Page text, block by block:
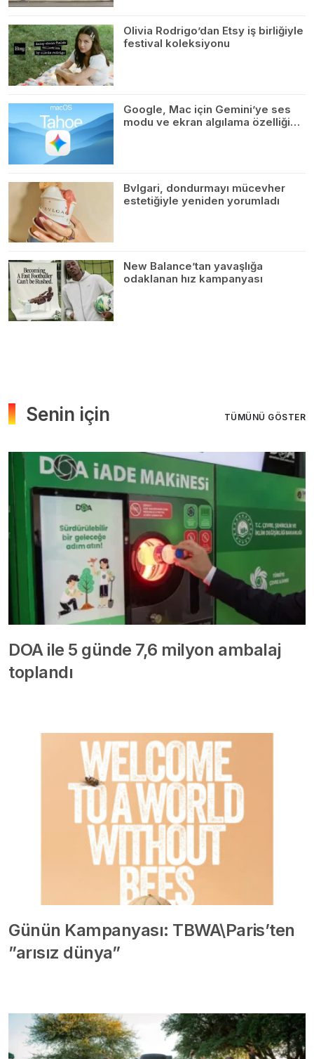
Olivia Rodrigo’dan Etsy iş birliğiyle
festival koleksiyonu
Google, Mac için Gemini’ye ses
modu ve ekran algılama özelliği…
Bvlgari, dondurmayı mücevher
estetiğiyle yeniden yorumladı
New Balance’tan yavaşlığa
odaklanan hız kampanyası
Senin için TÜMÜNÜ GÖSTER
DOA ile 5 günde 7,6 milyon ambalaj
toplandı
Günün Kampanyası: TBWA\Paris’ten
”arısız dünya”